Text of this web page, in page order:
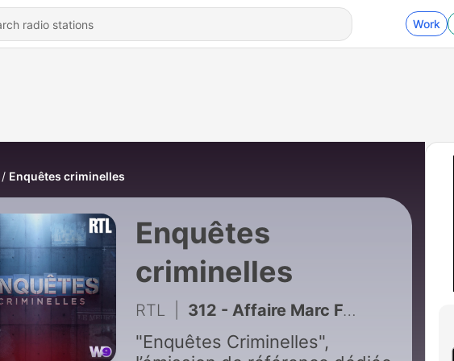
Work
Enquêtes criminelles
Enquêtes
criminelles
RTL 312 - Affaire Marc Féral (1/2) : une amitié mortelle
"Enquêtes Criminelles",